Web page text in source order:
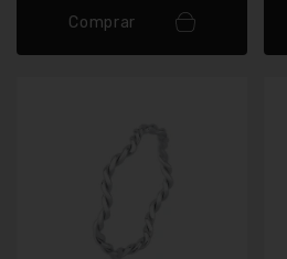
Comprar